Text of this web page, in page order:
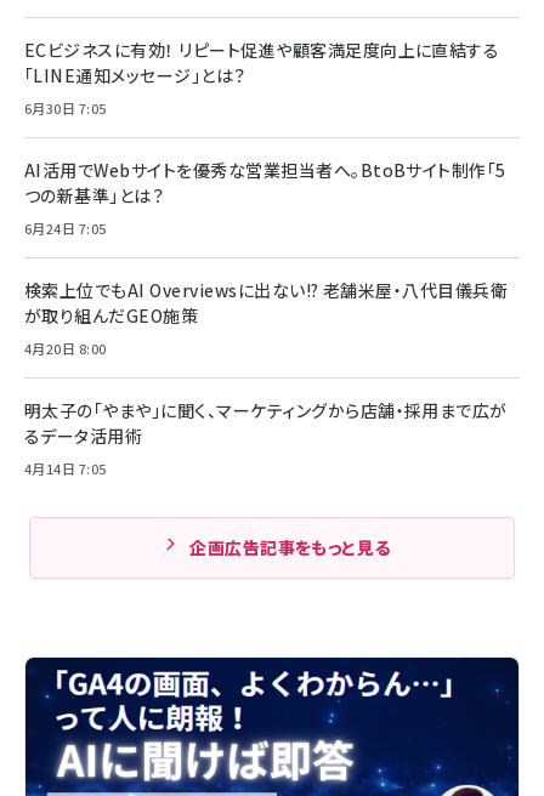
ECビジネスに有効！ リピート促進や顧客満足度向上に直結する
「LINE通知メッセージ」とは？
6月30日 7:05
AI活用でWebサイトを優秀な営業担当者へ。BtoBサイト制作「5
つの新基準」とは？
6月24日 7:05
検索上位でもAI Overviewsに出ない!? 老舗米屋・八代目儀兵衛
が取り組んだGEO施策
4月20日 8:00
明太子の「やまや」に聞く、マーケティングから店舗・採用まで広が
るデータ活用術
4月14日 7:05
企画広告記事をもっと見る